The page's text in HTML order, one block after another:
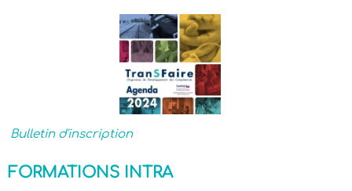
Bulletin d'inscription
FORMATIONS INTRA